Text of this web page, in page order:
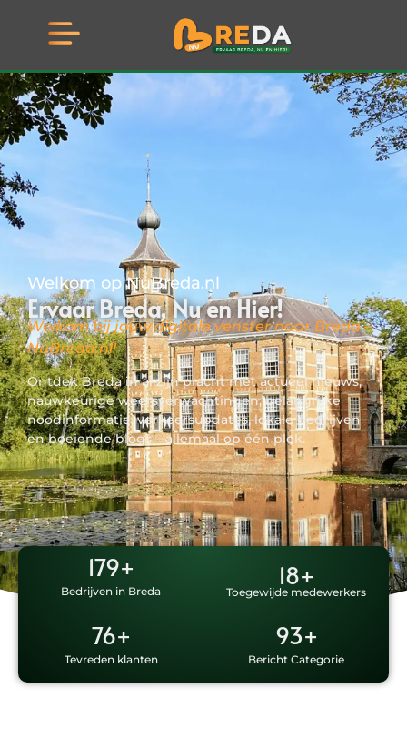
Welkom op NuBreda.nl
Ervaar Breda, Nu en Hier!
Welkom bij jouw digitale venster naar Breda –
NuBreda.nl!
Ontdek Breda in al zijn pracht met actueel nieuws,
nauwkeurige weersverwachtingen, belangrijke
noodinformatie, verkeersupdates, lokale bedrijven
en boeiende blogs – allemaal op één plek.
Bedrijven in Breda
179+
Toegewijde medewerkers
18+
Tevreden klanten
76+
Bericht Categorie
93+